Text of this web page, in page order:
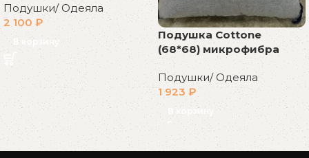
Подушки/ Одеяла
2 100 ₽
В корзину
Подушка Cottone
(68*68) микрофибра
Подушки/ Одеяла
1 923 ₽
В корзину
Read More